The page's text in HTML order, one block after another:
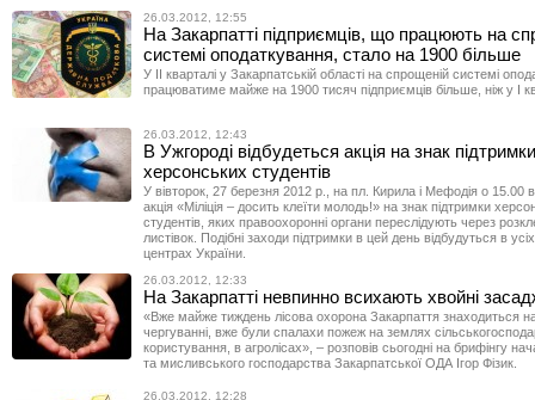
26.03.2012, 12:55
На Закарпатті підприємців, що працюють на
системі оподаткування, стало на 1900 більше
У ІІ кварталі у Закарпатській області на спрощеній системі
працюватиме майже на 1900 тисяч підприємців більше, ніж у І
26.03.2012, 12:43
В Ужгороді відбудеться акція на знак підтримки
херсонських студентів
У вівторок, 27 березня 2012 р., на пл. Кирила і Мефодія о 15.00
акція «Міліція – досить клеїти молодь!» на знак підтримки
студентів, яких правоохоронні органи переслідують через
листівок. Подібні заходи підтримки в цей день відбудуться в
центрах України.
26.03.2012, 12:33
На Закарпатті невпинно всихають хвойні
«Вже майже тиждень лісова охорона Закарпаття знаходиться
чергуванні, вже були спалахи пожеж на землях
користування, в агролісах», – розповів сьогодні на брифінгу
та мисливського господарства Закарпатської ОДА Ігор Фізик.
26.03.2012, 12:28